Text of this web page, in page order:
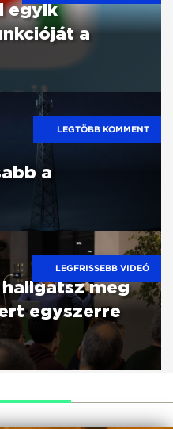
egyik
a
LEGTÖBB KOMMENT
a
LEGFRISSEBB VIDEÓ
meg
egyszerre